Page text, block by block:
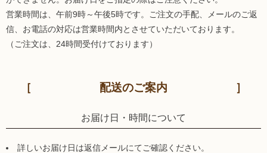
営業時間は、午前9時～午後5時です。ご注文の手配、メールのご返
信、お電話の対応は営業時間内とさせていただいております。
（ご注文は、24時間受付けております）
配送のご案内
お届け日・時間について
詳しいお届け日は返信メールにてご確認ください。